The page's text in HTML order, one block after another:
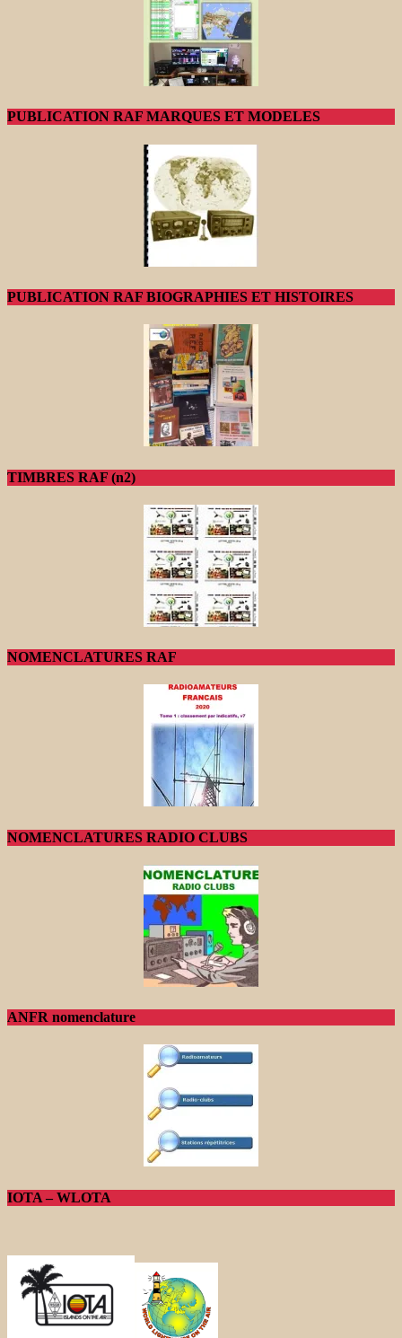
PUBLICATION RAF MARQUES ET MODELES
PUBLICATION RAF BIOGRAPHIES ET HISTOIRES
TIMBRES RAF (n2)
NOMENCLATURES RAF
NOMENCLATURES RADIO CLUBS
ANFR nomenclature
IOTA – WLOTA